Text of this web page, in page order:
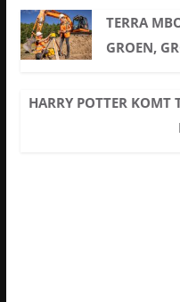
TERRA
GROEN,
HARRY POTTER KOMT